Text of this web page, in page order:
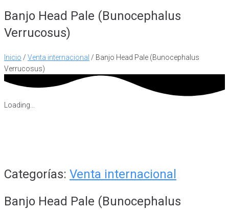
Banjo Head Pale (Bunocephalus
Verrucosus)
Inicio / Venta internacional / Banjo Head Pale (Bunocephalus
Verrucosus)
Loading...
Categorías: Venta internacional
Banjo Head Pale (Bunocephalus